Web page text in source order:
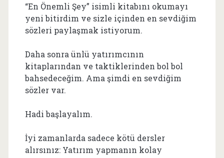
“En Önemli Şey” isimli kitabını okumayı
yeni bitirdim ve sizle içinden en sevdiğim
sözleri paylaşmak istiyorum.
Daha sonra ünlü yatırımcının
kitaplarından ve taktiklerinden bol bol
bahsedeceğim. Ama şimdi en sevdiğim
sözler var.
Hadi başlayalım.
İyi zamanlarda sadece kötü dersler
alırsınız: Yatırım yapmanın kolay